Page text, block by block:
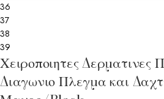
36
37
38
39
Χειροποιητες Δερματινες
Διαγωνιο Πλεγμα και